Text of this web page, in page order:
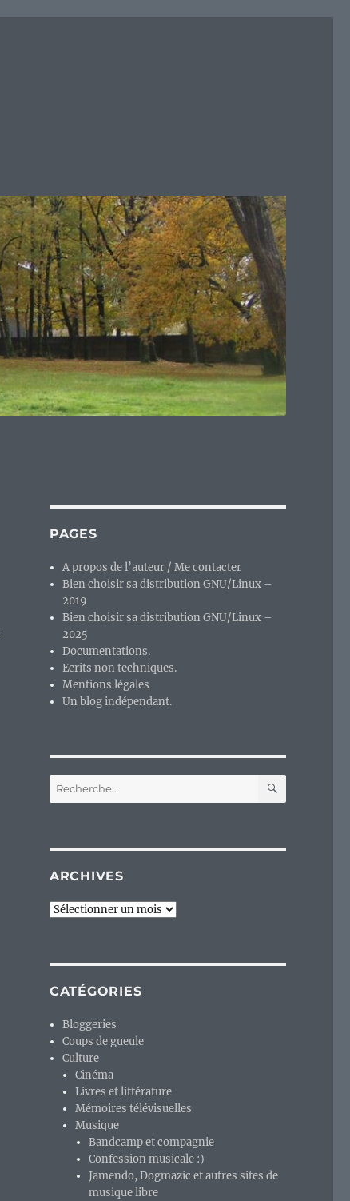
PAGES
A propos de l’auteur / Me contacter
Bien choisir sa distribution GNU/Linux –
2019
Bien choisir sa distribution GNU/Linux –
2025
Documentations.
Ecrits non techniques.
Mentions légales
Un blog indépendant.
Recherche
pour :
ARCHIVES
Archives
CATÉGORIES
Bloggeries
Coups de gueule
Culture
Cinéma
Livres et littérature
Mémoires télévisuelles
Musique
Bandcamp et compagnie
Confession musicale :)
Jamendo, Dogmazic et autres sites de
musique libre